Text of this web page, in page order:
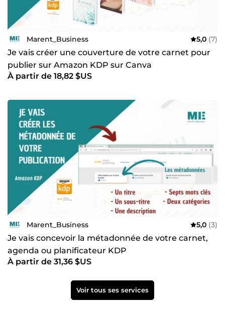
Marent_Business 5,0 (7)
Je vais créer une couverture de votre carnet pour
publier sur Amazon KDP sur Canva
À partir de 18,82 $US
Marent_Business 5,0 (3)
Je vais concevoir la métadonnée de votre carnet,
agenda ou planificateur KDP
À partir de 31,36 $US
Voir tous ses services